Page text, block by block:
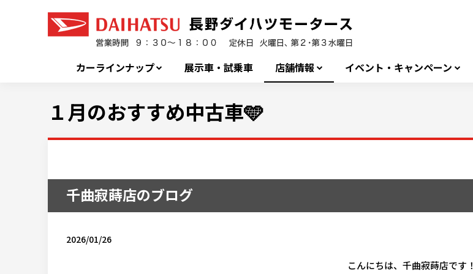
カーラインナップ 展示車・試乗車 店舗情報 イベント・キャンペーン
１月のおすすめ中古車🩵
千曲寂蒔店のブログ
2026/01/26
こんにちは、千曲寂蒔店です！